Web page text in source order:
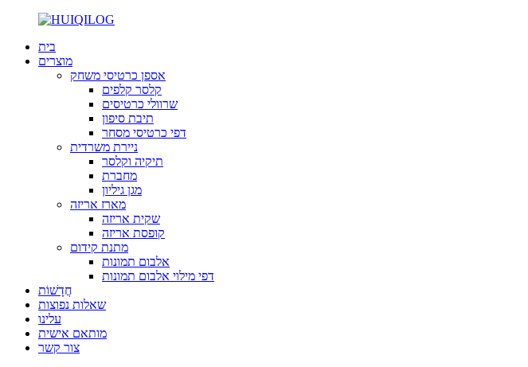
בית
מוצרים
אספן כרטיסי משחק
קלסר קלפים
שרוולי כרטיסים
תיבת סיפון
דפי כרטיסי מסחר
ניירת משרדית
תיקיה וקלסר
מחברת
מגן גיליון
מארז אריזה
שקית אריזה
קופסת אריזה
מתנת קידום
אלבום תמונות
דפי מילוי אלבום תמונות
חֲדָשׁוֹת
שאלות נפוצות
עלינו
מותאם אישית
צור קשר